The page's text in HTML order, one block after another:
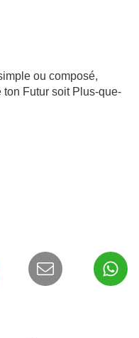
ou composé,
ton Futur soit Plus-que-